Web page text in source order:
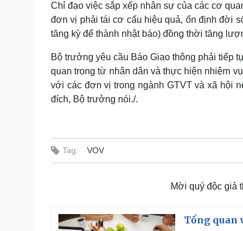
Chỉ đạo việc sắp xếp nhân sự của các cơ
đơn vị phải tái cơ cấu hiệu quả, ổn định đời
tăng kỳ để thành nhật báo) đồng thời tăng
Bộ trưởng yêu cầu Báo Giao thông phải tiếp
quan trọng từ nhân dân và thực hiện nhiệm
với các đơn vị trong ngành GTVT và xã hội
đích, Bộ trưởng nói./.
Tag: VOV
Mời quý độc giả
Tổng quan